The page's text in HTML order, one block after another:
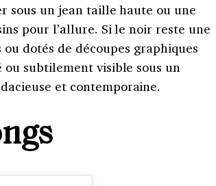
sous un jean taille haute ou une
pour l’allure. Si le noir reste une
dotés de découpes graphiques
subtilement visible sous un
et contemporaine.